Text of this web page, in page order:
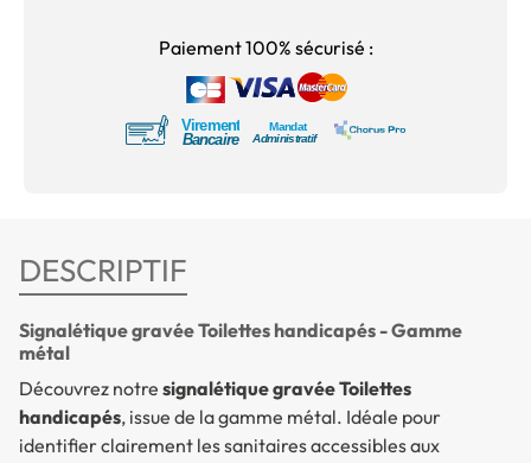
Paiement 100% sécurisé :
DESCRIPTIF
Signalétique gravée Toilettes handicapés - Gamme
métal
Découvrez notre signalétique gravée Toilettes
handicapés, issue de la gamme métal. Idéale pour
identifier clairement les sanitaires accessibles aux